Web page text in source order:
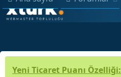
Yeni Ticaret Puanı Özelliği: